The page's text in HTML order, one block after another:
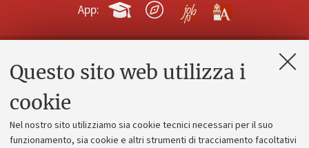
Questo sito web utilizza i
cookie
Nel nostro sito utilizziamo sia cookie tecnici necessari per il suo
funzionamento, sia cookie e altri strumenti di tracciamento facoltativi
App:
Contatti e PEC
Alumni community